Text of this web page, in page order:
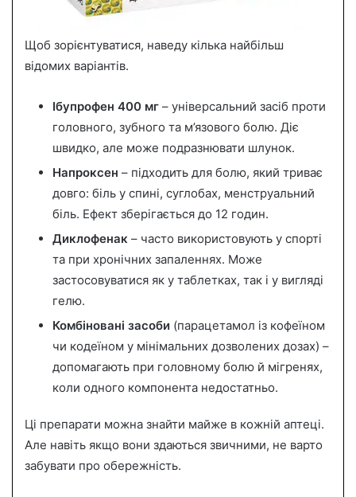
Щоб зорієнтуватися, наведу кілька найбільш
відомих варіантів.
Ібупрофен 400 мг – універсальний засіб проти
головного, зубного та м’язового болю. Діє
швидко, але може подразнювати шлунок.
Напроксен – підходить для болю, який триває
довго: біль у спині, суглобах, менструальний
біль. Ефект зберігається до 12 годин.
Диклофенак – часто використовують у спорті
та при хронічних запаленнях. Може
застосовуватися як у таблетках, так і у вигляді
гелю.
Комбіновані засоби (парацетамол із кофеїном
чи кодеїном у мінімальних дозволених дозах) –
допомагають при головному болю й мігренях,
коли одного компонента недостатньо.
Ці препарати можна знайти майже в кожній аптеці.
Але навіть якщо вони здаються звичними, не варто
забувати про обережність.